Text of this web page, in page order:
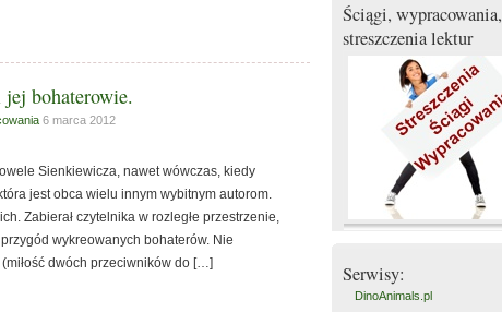
bohaterowie.
6 marca 2012
Sienkiewicza, nawet wówczas, kiedy
jest obca wielu innym wybitnym autorom.
Zabierał czytelnika w rozległe przestrzenie,
wykreowanych bohaterów. Nie
dwóch przeciwników do […]
Ściągi, wypracowania,
streszczenia lektur
Serwisy:
DinoAnimals.pl